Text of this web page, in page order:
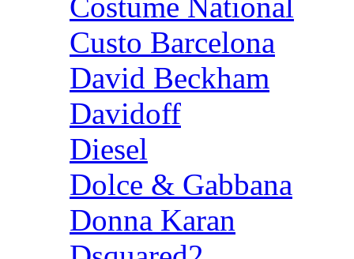
Custo Barcelona
David Beckham
Davidoff
Diesel
Dolce & Gabbana
Donna Karan